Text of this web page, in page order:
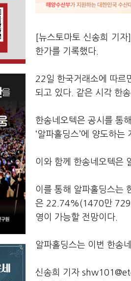
[뉴스토마토 신송희 기자]
한가를 기록했다.
22일 한국거래소에 따
되고 있다. 같은 시각 한
한송네오텍은 공시를 통
‘알파홀딩스’에 양도하
이와 함께 한송네오텍은
이를 통해 알파홀딩스는
은 22.74%(1470만
영이 가능할 전망이다.
알파홀딩스는 이번 한송
신송희 기자